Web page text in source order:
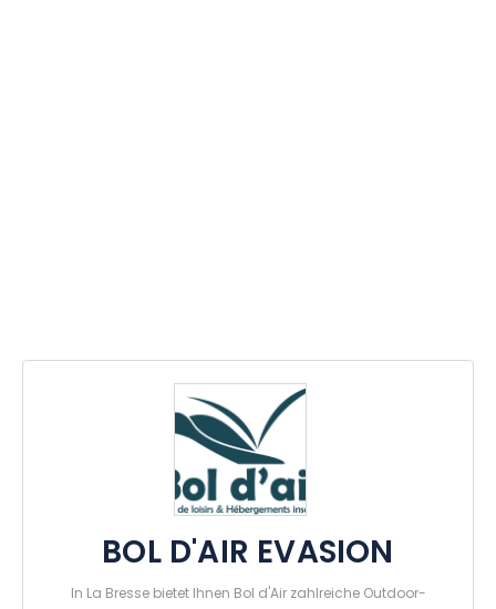
BOL D'AIR EVASION
In La Bresse bietet Ihnen Bol d'Air zahlreiche Outdoor-